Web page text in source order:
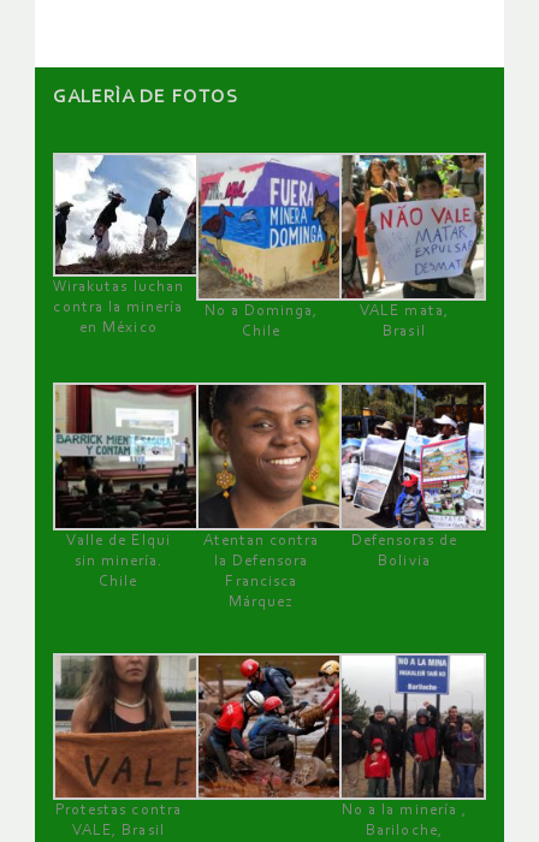
GALERÌA DE FOTOS
Wirakutas luchan
contra la minería
en México
No a Dominga,
Chile
VALE mata,
Brasil
Valle de Elqui
sin minería.
Chile
Atentan contra
la Defensora
Francisca
Márquez
Defensoras de
Bolivia
Protestas contra
VALE, Brasil
No a la minería ,
Bariloche,